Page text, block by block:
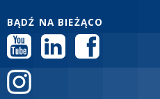
ZNAJDŹ DYSTRYBUTORA
BAMBO NATURE
BĄDŹ NA BIEŻĄCO